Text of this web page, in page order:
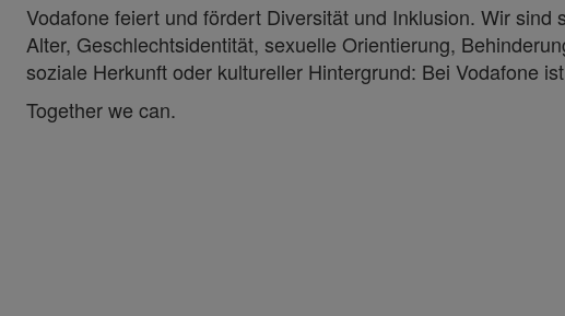
Vodafone feiert und fördert Diversität und Inklusion. Wir
Alter, Geschlechtsidentität, sexuelle Orientierung,
soziale Herkunft oder kultureller Hintergrund: Bei Vodafone
Together we can.